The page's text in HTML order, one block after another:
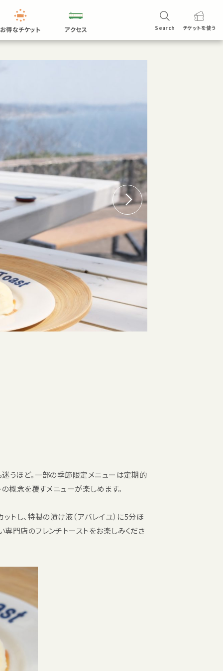
お得なチケット アクセス Search チケットを使う
迷うほど。一部の季節限定メニューは定期的
の概念を覆すメニューが楽しめます。
トし、特製の漬け液（アパレイユ）に5分ほ
門店のフレンチトーストをお楽しみくださ